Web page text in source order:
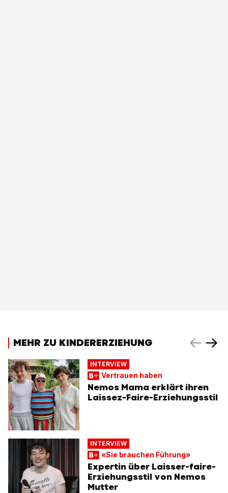
MEHR ZU KINDERERZIEHUNG
INTERVIEW
Vertrauen haben
Nemos Mama erklärt ihren
Laissez-Faire-Erziehungsstil
INTERVIEW
«Sie brauchen Führung»
Expertin über Laisser-faire-
Erziehungsstil von Nemos
Mutter